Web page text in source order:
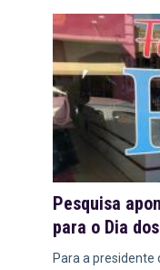
Pesquisa
para o Dia
Para a presidente